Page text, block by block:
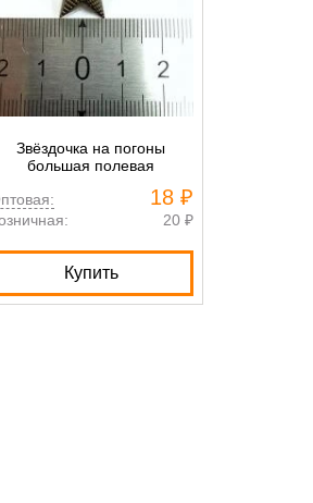
Звёздочка на погоны
большая полевая
18 ₽
20 ₽
Купить